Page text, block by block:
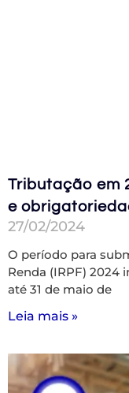
Tributação em
e
27/02/2024
O período para
Renda (IRPF) 2024
até 31 de maio de
Leia mais »